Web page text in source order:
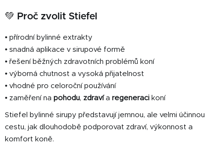
💚 Proč zvolit Stiefel
• přírodní bylinné extrakty
• snadná aplikace v sirupové formě
• řešení běžných zdravotních problémů koní
• výborná chutnost a vysoká přijatelnost
• vhodné pro celoroční používání
• zaměření na pohodu, zdravía regeneraci koní
Stiefel bylinné sirupy představují jemnou, ale velmi účinnou
cestu, jak dlouhodobě podporovat zdraví, výkonnost a
komfort koně.